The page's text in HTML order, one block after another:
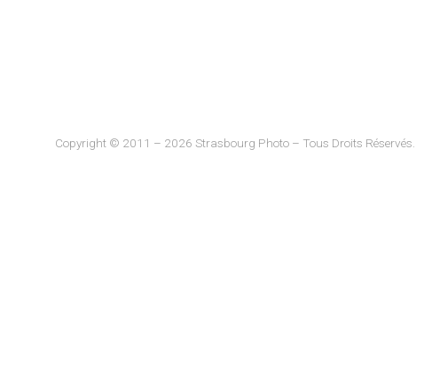
Copyright © 2011 – 2026 Strasbourg Photo – Tous Droits Réservés.